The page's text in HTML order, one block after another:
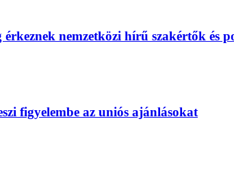
nemzetközi hírű szakértők
figyelembe az uniós ajánlásokat